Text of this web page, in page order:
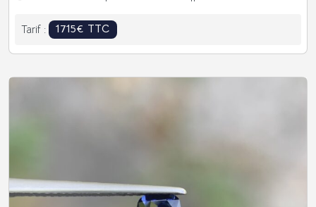
Tarif : 1715€ TTC